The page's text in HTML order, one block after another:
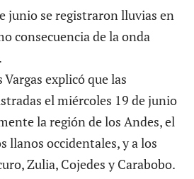
junio se registraron lluvias en
consecuencia de la onda
explicó que las
el miércoles 19 de junio
la región de los Andes, el
llanos occidentales, y a los
Zulia, Cojedes y Carabobo.